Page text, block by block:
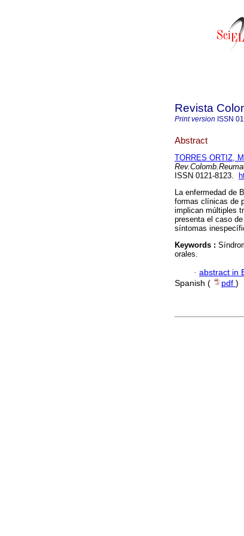
Revista
Print version ISSN
Abstract
TORRES ORTIZ,
ISSN 0121-8123.
La enfermedad de
formas clínicas de
implican múltiples
presenta el caso
síntomas
Keywords :
orales.
· abstract in
Spanish (
pdf )